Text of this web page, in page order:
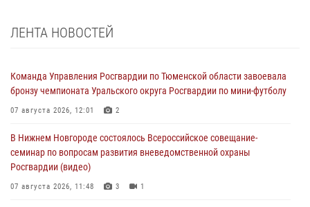
ЛЕНТА НОВОСТЕЙ
Команда Управления Росгвардии по Тюменской области завоевала
бронзу чемпионата Уральского округа Росгвардии по мини-футболу
07 августа 2026, 12:01 2
В Нижнем Новгороде состоялось Всероссийское совещание-
семинар по вопросам развития вневедомственной охраны
Росгвардии (видео)
07 августа 2026, 11:48 3 1